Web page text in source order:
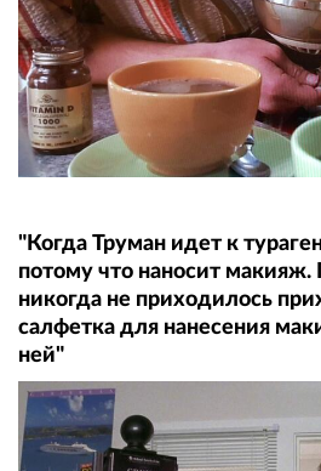
"Когда Труман идет к
потому что наносит макияж.
никогда не приходилось
салфетка для нанесения
ней"